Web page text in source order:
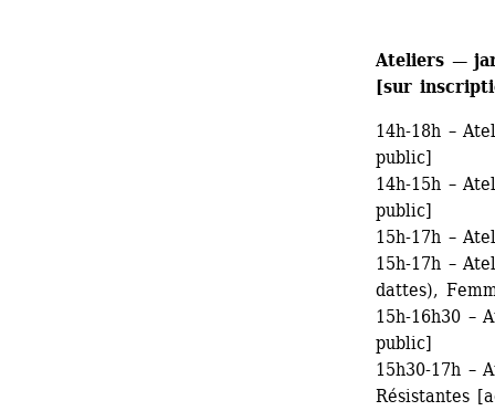
Ateliers —
[sur
14h-18h –
public]
14h-15h –
public]
15h-17h –
15h-17h –
dattes),
15h-16h30 –
public]
15h30-17h –
Résistantes